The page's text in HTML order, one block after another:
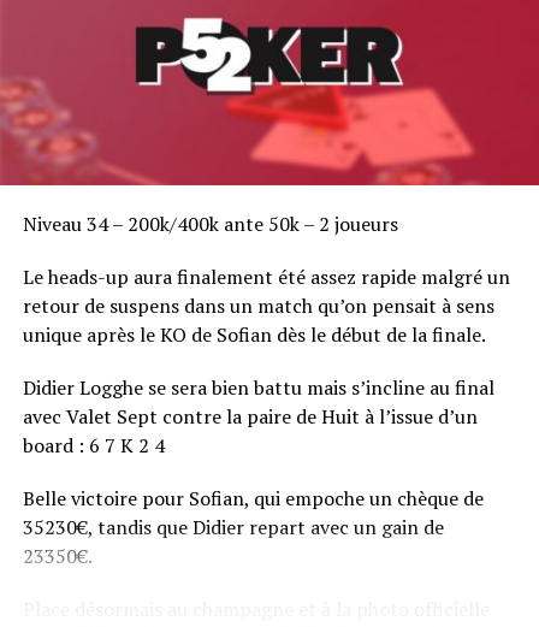
RELATED TOPICS:
UP NEXT
Interview vidéo d'Antoine Saout au 2ème break du Day 2
DON'T MISS
Niveau 34 – 200k/400k ante 50k – 2 joueurs
Le heads-up aura finalement été assez rapide malgré un
retour de suspens dans un match qu’on pensait à sens
unique après le KO de Sofian dès le début de la finale.
Didier Logghe se sera bien battu mais s’incline au final
avec Valet Sept contre la paire de Huit à l’issue d’un
board : 6 7 K 2 4
Belle victoire pour Sofian, qui empoche un chèque de
35230€, tandis que Didier repart avec un gain de
23350€.